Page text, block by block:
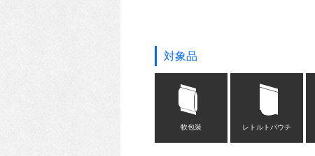
対象品
軟包装 レトルトパウチ